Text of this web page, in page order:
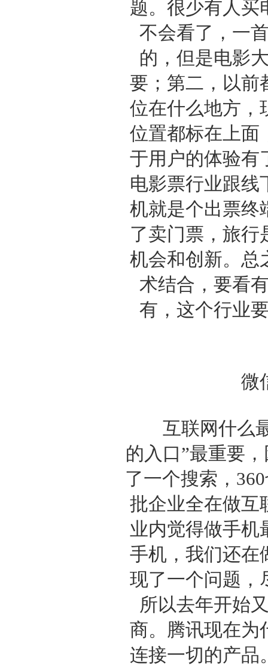
题。很少有人买
不会看了，一
的，但是电影
要；第二，以前
位在什么地方，
位置都标在上面
于用户的体验有
电影票行业跟线
机就是个出票终
了卖门票，旅行
机会和创新。总
术结合，要看
有，这个行业
微信
互联网什么最
的入口”最重要
了一个搜索，
批企业全在做互
业内觉得做手机
手机，我们还在
现了一个问题，
所以去年开始
商。腾讯现在为
连接一切的产品